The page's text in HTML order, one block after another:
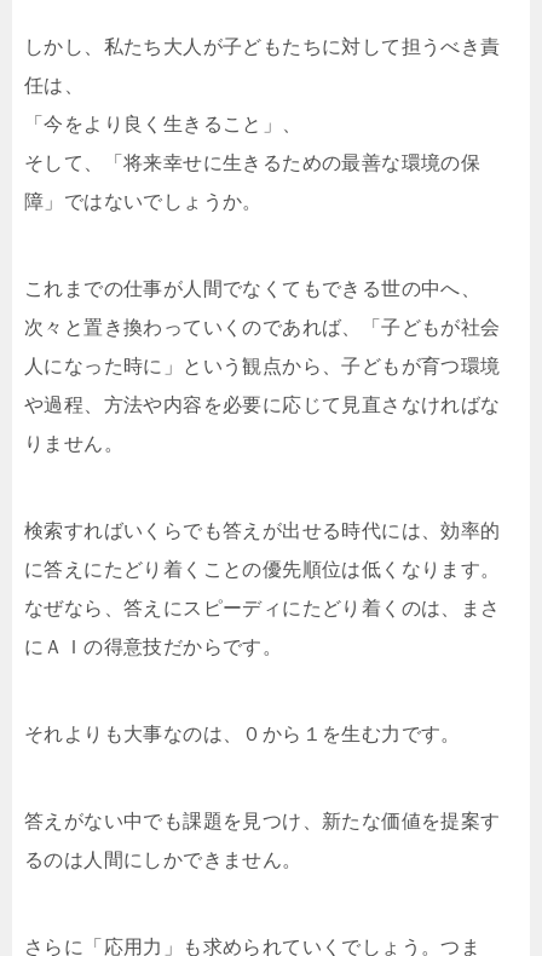
しかし、私たち大人が子どもたちに対して担うべき責
任は、
「今をより良く生きること」、
そして、「将来幸せに生きるための最善な環境の保
障」ではないでしょうか。
これまでの仕事が人間でなくてもできる世の中へ、
次々と置き換わっていくのであれば、「子どもが社会
人になった時に」という観点から、子どもが育つ環境
や過程、方法や内容を必要に応じて見直さなければな
りません。
検索すればいくらでも答えが出せる時代には、効率的
に答えにたどり着くことの優先順位は低くなります。
なぜなら、答えにスピーディにたどり着くのは、まさ
にＡＩの得意技だからです。
それよりも大事なのは、０から１を生む力です。
答えがない中でも課題を見つけ、新たな価値を提案す
るのは人間にしかできません。
さらに「応用力」も求められていくでしょう。つま